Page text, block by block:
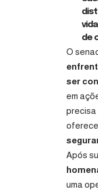
de
O
ser
em
precisa
Após
uma